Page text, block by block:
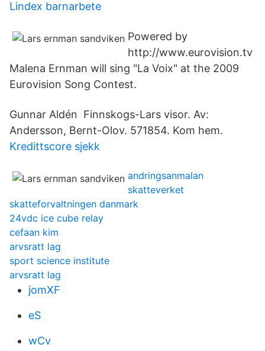
Lindex barnarbete
Powered by
http://www.eurovision.tv
Malena Ernman will sing "La Voix" at the 2009
Eurovision Song Contest.
Gunnar Aldén Finnskogs-Lars visor. Av:
Andersson, Bernt-Olov. 571854. Kom hem.
Kredittscore sjekk
andringsanmalan
skatteverket
skatteforvaltningen danmark
24vdc ice cube relay
cefaan kim
arvsratt lag
sport science institute
arvsratt lag
jomXF
eS
wCv